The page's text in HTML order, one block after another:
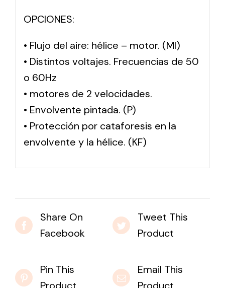
OPCIONES:
• Flujo del aire: hélice – motor. (MI)
• Distintos voltajes. Frecuencias de 50
o 60Hz
• motores de 2 velocidades.
• Envolvente pintada. (P)
• Protección por cataforesis en la
envolvente y la hélice. (KF)
Share On
Facebook
Tweet This
Product
Pin This
Email This